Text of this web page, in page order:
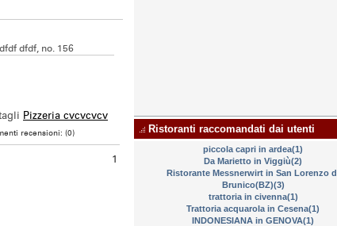
dfdf, no. 156
Pizzeria cvcvcvcv
recensioni: (0)
1
Ristoranti raccomandati dai utenti
piccola capri in ardea(1)
Da Marietto in Viggiù(2)
Ristorante Messnerwirt in San Lorenzo
Brunico(BZ)(3)
trattoria in civenna(1)
Trattoria acquarola in Cesena(1)
INDONESIANA in GENOVA(1)